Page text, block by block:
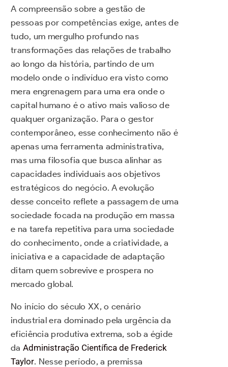
A compreensão sobre a gestão de
pessoas por competências exige, antes de
tudo, um mergulho profundo nas
transformações das relações de trabalho
ao longo da história, partindo de um
modelo onde o indivíduo era visto como
mera engrenagem para uma era onde o
capital humano é o ativo mais valioso de
qualquer organização. Para o gestor
contemporâneo, esse conhecimento não é
apenas uma ferramenta administrativa,
mas uma filosofia que busca alinhar as
capacidades individuais aos objetivos
estratégicos do negócio. A evolução
desse conceito reflete a passagem de uma
sociedade focada na produção em massa
e na tarefa repetitiva para uma sociedade
do conhecimento, onde a criatividade, a
iniciativa e a capacidade de adaptação
ditam quem sobrevive e prospera no
mercado global.
No início do século XX, o cenário
industrial era dominado pela urgência da
eficiência produtiva extrema, sob a égide
da Administração Científica de Frederick
Taylor. Nesse período, a premissa